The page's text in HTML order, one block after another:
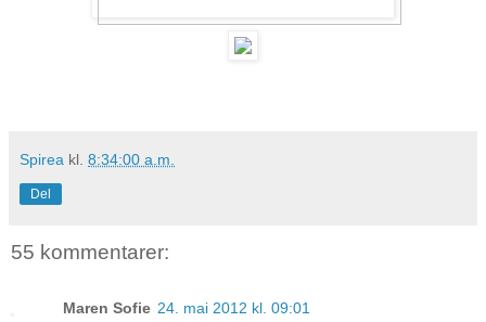
Spirea kl. 8:34:00 a.m.
Del
55 kommentarer:
Maren Sofie 24. mai 2012 kl. 09:01